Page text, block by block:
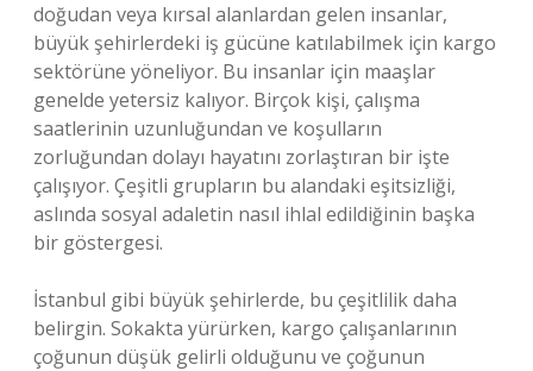
doğudan veya kırsal alanlardan gelen insanlar,
büyük şehirlerdeki iş gücüne katılabilmek için kargo
sektörüne yöneliyor. Bu insanlar için maaşlar
genelde yetersiz kalıyor. Birçok kişi, çalışma
saatlerinin uzunluğundan ve koşulların
zorluğundan dolayı hayatını zorlaştıran bir işte
çalışıyor. Çeşitli grupların bu alandaki eşitsizliği,
aslında sosyal adaletin nasıl ihlal edildiğinin başka
bir göstergesi.
İstanbul gibi büyük şehirlerde, bu çeşitlilik daha
belirgin. Sokakta yürürken, kargo çalışanlarının
çoğunun düşük gelirli olduğunu ve çoğunun